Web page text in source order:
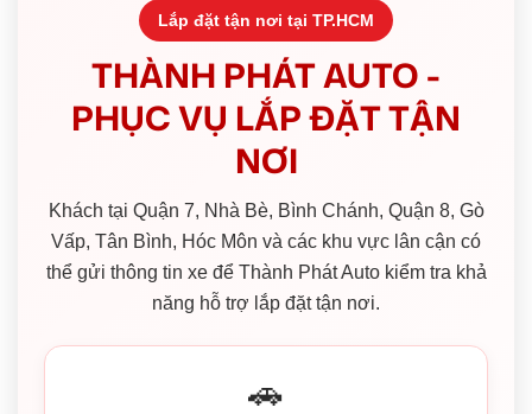
Lắp đặt tận nơi tại TP.HCM
THÀNH PHÁT AUTO -
PHỤC VỤ LẮP ĐẶT TẬN
NƠI
Khách tại Quận 7, Nhà Bè, Bình Chánh, Quận 8, Gò
Vấp, Tân Bình, Hóc Môn và các khu vực lân cận có
thể gửi thông tin xe để Thành Phát Auto kiểm tra khả
năng hỗ trợ lắp đặt tận nơi.
🚗